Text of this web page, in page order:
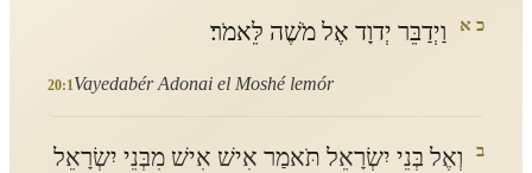
כ א וַיְדַבֵּר יְדוָד אֶל מֹשֶׁה לֵּאמֹר׃
20:1Vayedabér Adonai el Moshé lemór
ב וְאֶל בְּנֵי יִשְׂרָאֵל תֹּאמַר אִישׁ אִישׁ מִבְּנֵי יִשְׂרָאֵל